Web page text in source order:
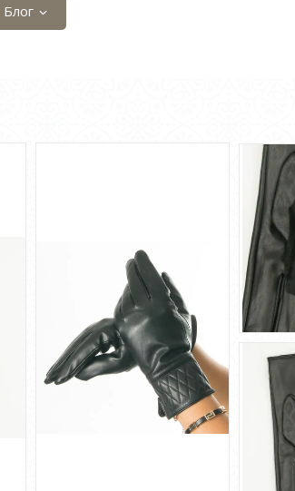
Блог